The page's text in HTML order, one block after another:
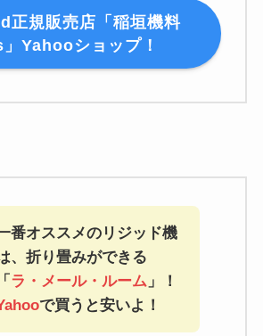
正規販売店「稲垣機料
Yahooショップ！
番オススメのリジッド機
、折り畳みができる
「 ラ・メール・ルーム」！
で買うと安いよ！